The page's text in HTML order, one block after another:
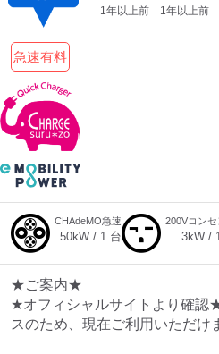
急速有料
1年以上前 1年以上前
CHAdeMO急速
50kW / 1 台
200Vコンセ
3kW / 1
★ご案内★
★オフィシャルサイトより確認
スのため、現在ご利用いただけ